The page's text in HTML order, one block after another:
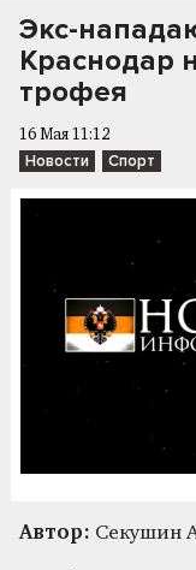
Экс-
Краснодар
трофея
16 Мая 11:12
Новости Спорт
Автор: Секушин